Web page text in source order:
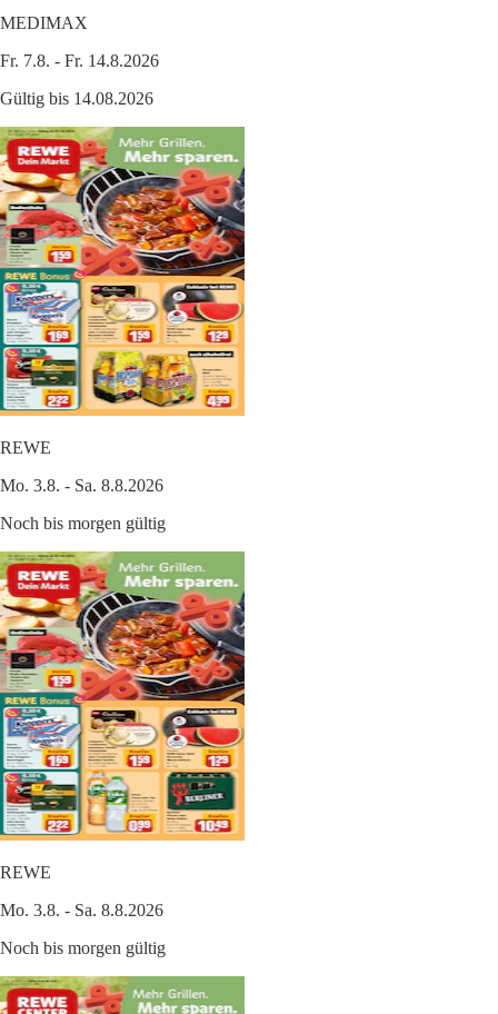
MEDIMAX
Fr. 7.8. - Fr. 14.8.2026
Gültig bis 14.08.2026
REWE
Mo. 3.8. - Sa. 8.8.2026
Noch bis morgen gültig
REWE
Mo. 3.8. - Sa. 8.8.2026
Noch bis morgen gültig